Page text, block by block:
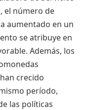
el número de
aumentado en un
se atribuye en
Además, los
crecido
período,
las políticas